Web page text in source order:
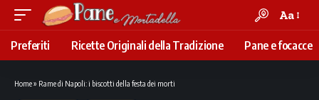
Font
Resizer
Aa
Preferiti Ricette Originali della Tradizione Pane e focacce
Home» Rame di Napoli: i biscotti della festa dei morti